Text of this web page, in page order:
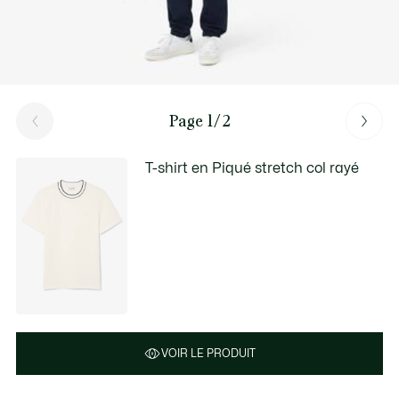
Page 1/2
T-shirt en Piqué stretch col rayé
VOIR LE PRODUIT